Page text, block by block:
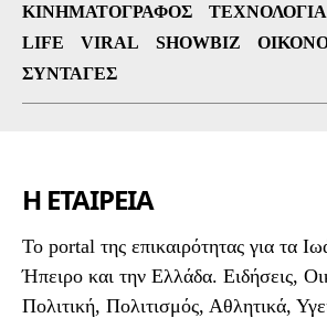
ΚΙΝΗΜΑΤΟΓΡΆΦΟΣ
ΤΕΧΝΟΛΟΓΊΑ
LIFE
VIRAL SHOWBIZ
ΣΥΝΤΑΓΈΣ
Η ΕΤΑΙΡΕΙΑ
To portal της επικαιρότητας για τα
Ήπειρο και την Ελλάδα. Ειδήσεις,
Πολιτική, Πολιτισμός, Αθλητικά,